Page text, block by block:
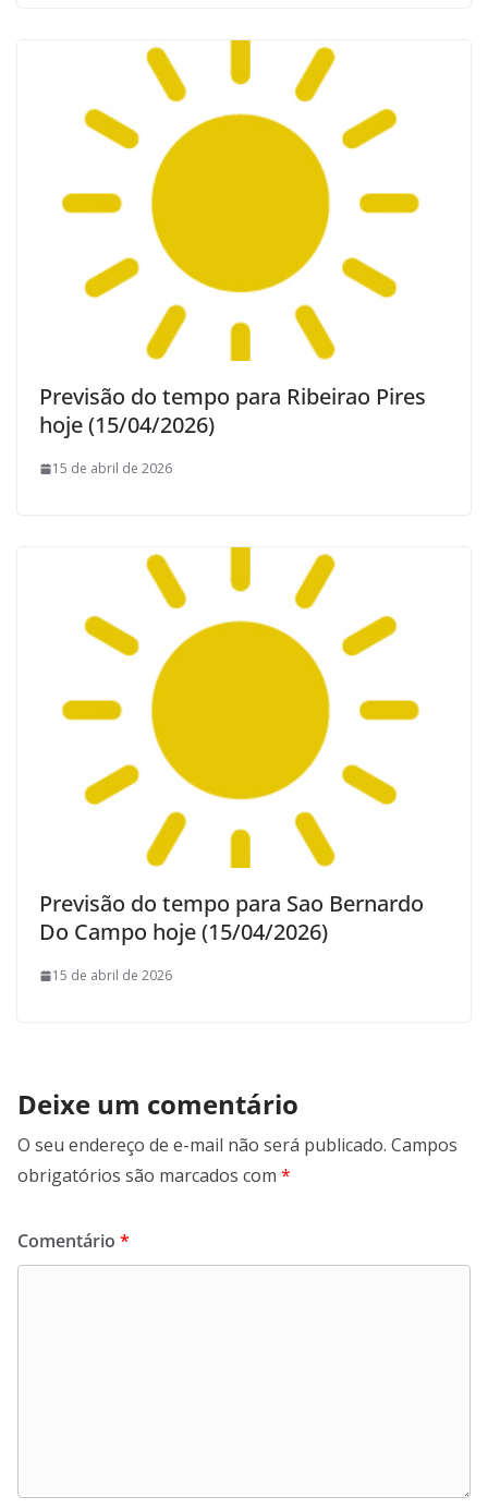
Previsão do tempo para Ribeirao Pires
hoje (15/04/2026)
15 de abril de 2026
Previsão do tempo para Sao Bernardo
Do Campo hoje (15/04/2026)
15 de abril de 2026
Deixe um comentário
O seu endereço de e-mail não será publicado. Campos
obrigatórios são marcados com *
Comentário *